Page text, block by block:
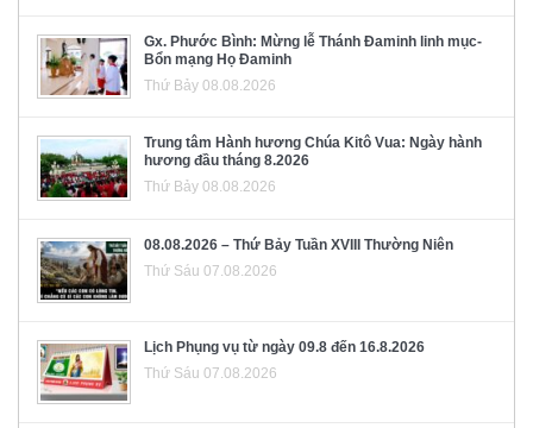
Gx. Phước Bình: Mừng lễ Thánh Đaminh linh mục-
Bổn mạng Họ Đaminh
Thứ Bảy 08.08.2026
Trung tâm Hành hương Chúa Kitô Vua: Ngày hành
hương đầu tháng 8.2026
Thứ Bảy 08.08.2026
08.08.2026 – Thứ Bảy Tuần XVIII Thường Niên
Thứ Sáu 07.08.2026
Lịch Phụng vụ từ ngày 09.8 đến 16.8.2026
Thứ Sáu 07.08.2026